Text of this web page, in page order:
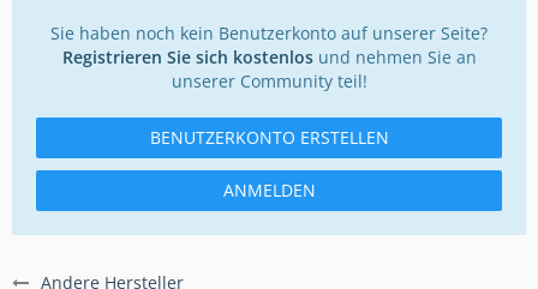
Andere Hersteller
Sie haben noch kein Benutzerkonto auf unserer Seite?
Registrieren Sie sich kostenlosund nehmen Sie an
unserer Community teil!
BENUTZERKONTO ERSTELLEN
ANMELDEN